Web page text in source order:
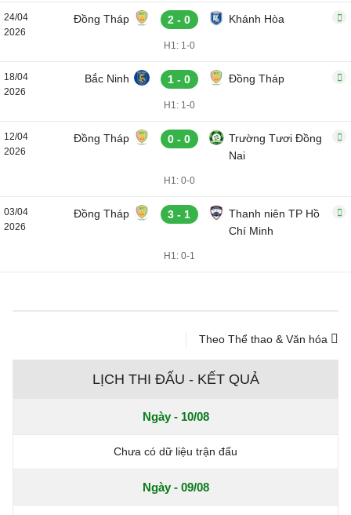
24/04
2026
Đồng Tháp 2 - 0 Khánh Hòa
H1: 1-0
18/04
2026
Bắc Ninh 1 - 0 Đồng Tháp
H1: 1-0
12/04
2026
Đồng Tháp 0 - 0
Trường Tươi Đồng
Nai
H1: 0-0
03/04
2026
Đồng Tháp 3 - 1
Thanh niên TP Hồ
Chí Minh
H1: 0-1
Theo Thể thao & Văn hóa
LỊCH THI ĐẤU - KẾT QUẢ
Ngày - 10/08
Chưa có dữ liệu trận đấu
Ngày - 09/08